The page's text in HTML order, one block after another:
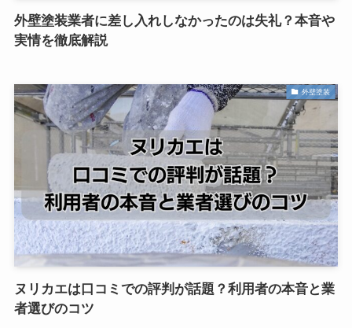
外壁塗装業者に差し入れしなかったのは失礼？本音や
実情を徹底解説
外壁塗装
ヌリカエは口コミでの評判が話題？利用者の本音と業
者選びのコツ